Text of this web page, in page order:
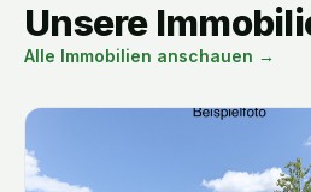
Unsere
Alle Immobilien anschauen →